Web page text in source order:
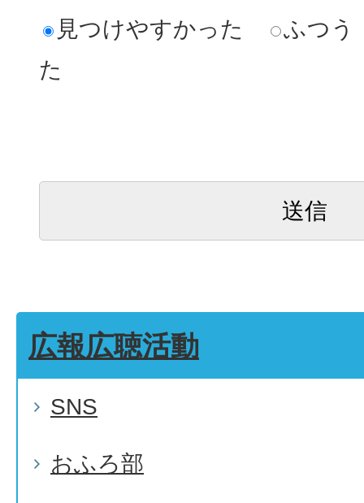
見つけやすかった
ふつう
た
広報広聴活動
SNS
おふろ部